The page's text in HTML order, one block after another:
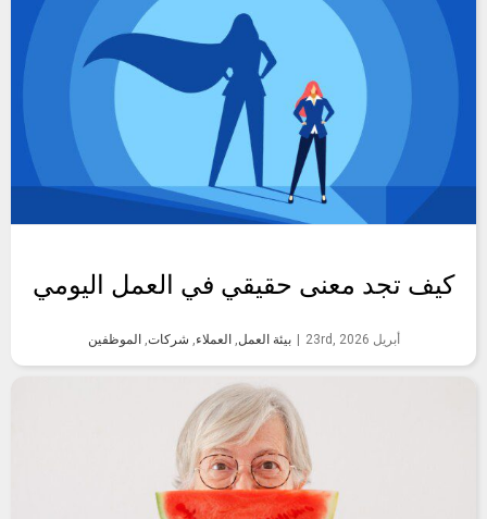
كيف تجد معنى حقيقي في العمل اليومي
أبريل 23rd, 2026 بيئة العمل, العملاء, شركات, الموظفين